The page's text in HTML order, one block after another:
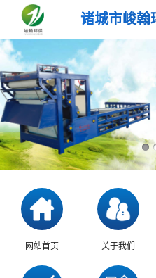
诸城市峻翰
网站首页 关于我们